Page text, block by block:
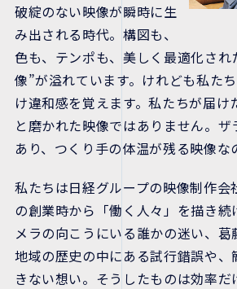
破綻のない映像が瞬時に生
み出される時代。構図も、
色も、テンポも、美しく最適化され
像”が溢れています。けれども私た
け違和感を覚えます。私たちが届け
と磨かれた映像ではありません。
あり、つくり手の体温が残る映像な
私たちは日経グループの映像制作会
の創業時から「働く人々」を描き続
メラの向こうにいる誰かの迷い、
地域の歴史の中にある試行錯誤や、
きない想い。そうしたものは効率